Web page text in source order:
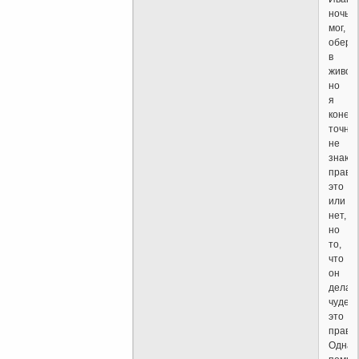
ночь
мог,
в
но
я
точно
не
знаю,
это
или
нет,
но
то,
что
он
делал
чудеса
это